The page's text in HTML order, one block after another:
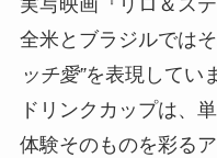
全米とブラジルでは
ッチ愛”を表現してい
ドリンクカップは、
体験そのものを彩る